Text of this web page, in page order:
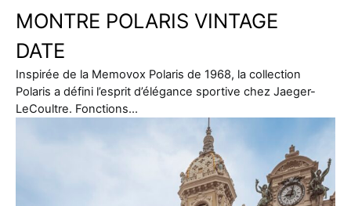
MONTRE POLARIS VINTAGE
DATE
Inspirée de la Memovox Polaris de 1968, la collection
Polaris a défini l’esprit d’élégance sportive chez Jaeger-
LeCoultre. Fonctions…